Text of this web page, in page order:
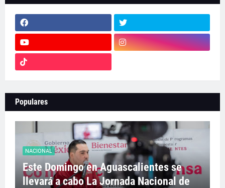
Populares
NACIONAL
Este Domingo en Aguascalientes se
llevará a cabo La Jornada Nacional de